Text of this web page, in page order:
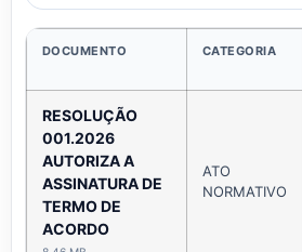
DOCUMENTO CATEGORIA
RESOLUÇÃO
001.2026
AUTORIZA A
ASSINATURA DE
TERMO DE
ACORDO
ATO
NORMATIVO